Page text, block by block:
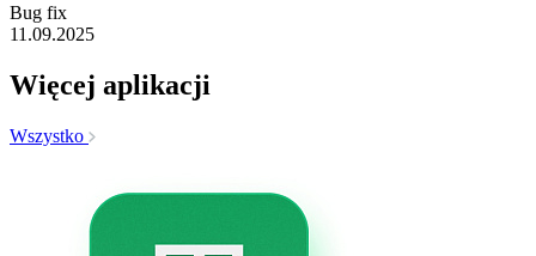
Bug fix
11.09.2025
Więcej aplikacji
Wszystko